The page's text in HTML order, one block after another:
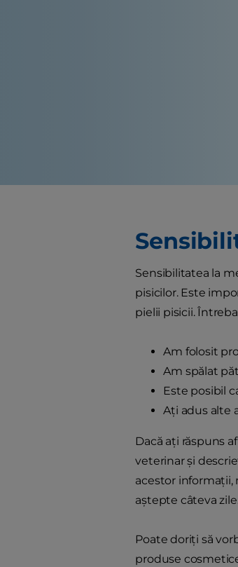
Sensibilitatea la
pisicilor. Este
pielii pisicii.
Am folosit
Am spălat
Este posibil
Ați adus alte
Dacă ați răspuns
veterinar și
acestor informații,
aștepte câteva
Poate doriți să
produse